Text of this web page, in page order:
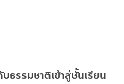
ธรรมชาติเข้าสู่ชั้นเรียน